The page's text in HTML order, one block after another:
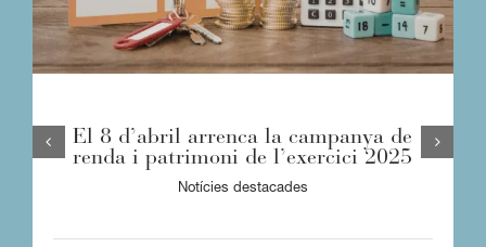
El 8 d’abril arrenca la campanya de
renda i patrimoni de l’exercici 2025
Notícies destacades